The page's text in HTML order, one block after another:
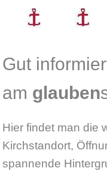
Gut
am glauben
Hier findet man die
Kirchstandort,
spannende